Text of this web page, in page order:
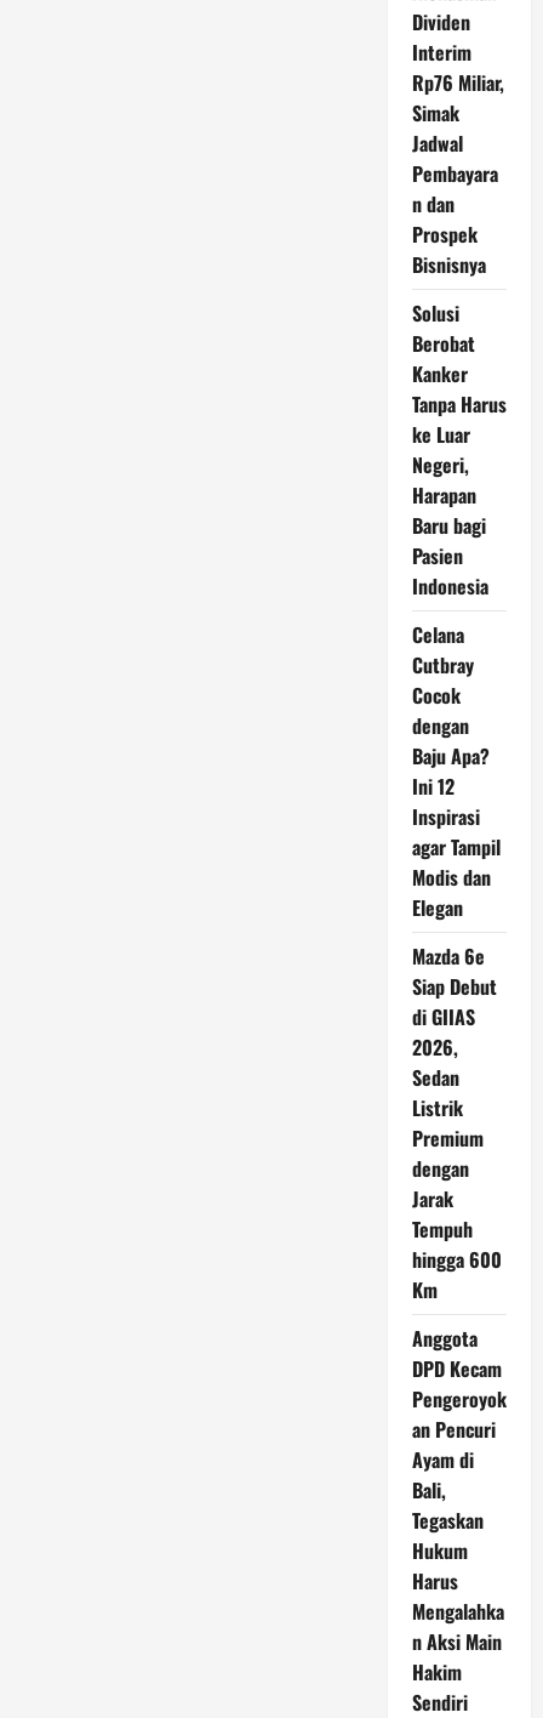
Dividen
Interim
Rp76 Miliar,
Simak
Jadwal
Pembayara
n dan
Prospek
Bisnisnya
Solusi
Berobat
Kanker
Tanpa Harus
ke Luar
Negeri,
Harapan
Baru bagi
Pasien
Indonesia
Celana
Cutbray
Cocok
dengan
Baju Apa?
Ini 12
Inspirasi
agar Tampil
Modis dan
Elegan
Mazda 6e
Siap Debut
di GIIAS
2026,
Sedan
Listrik
Premium
dengan
Jarak
Tempuh
hingga 600
Km
Anggota
DPD Kecam
Pengeroyok
an Pencuri
Ayam di
Bali,
Tegaskan
Hukum
Harus
Mengalahka
n Aksi Main
Hakim
Sendiri